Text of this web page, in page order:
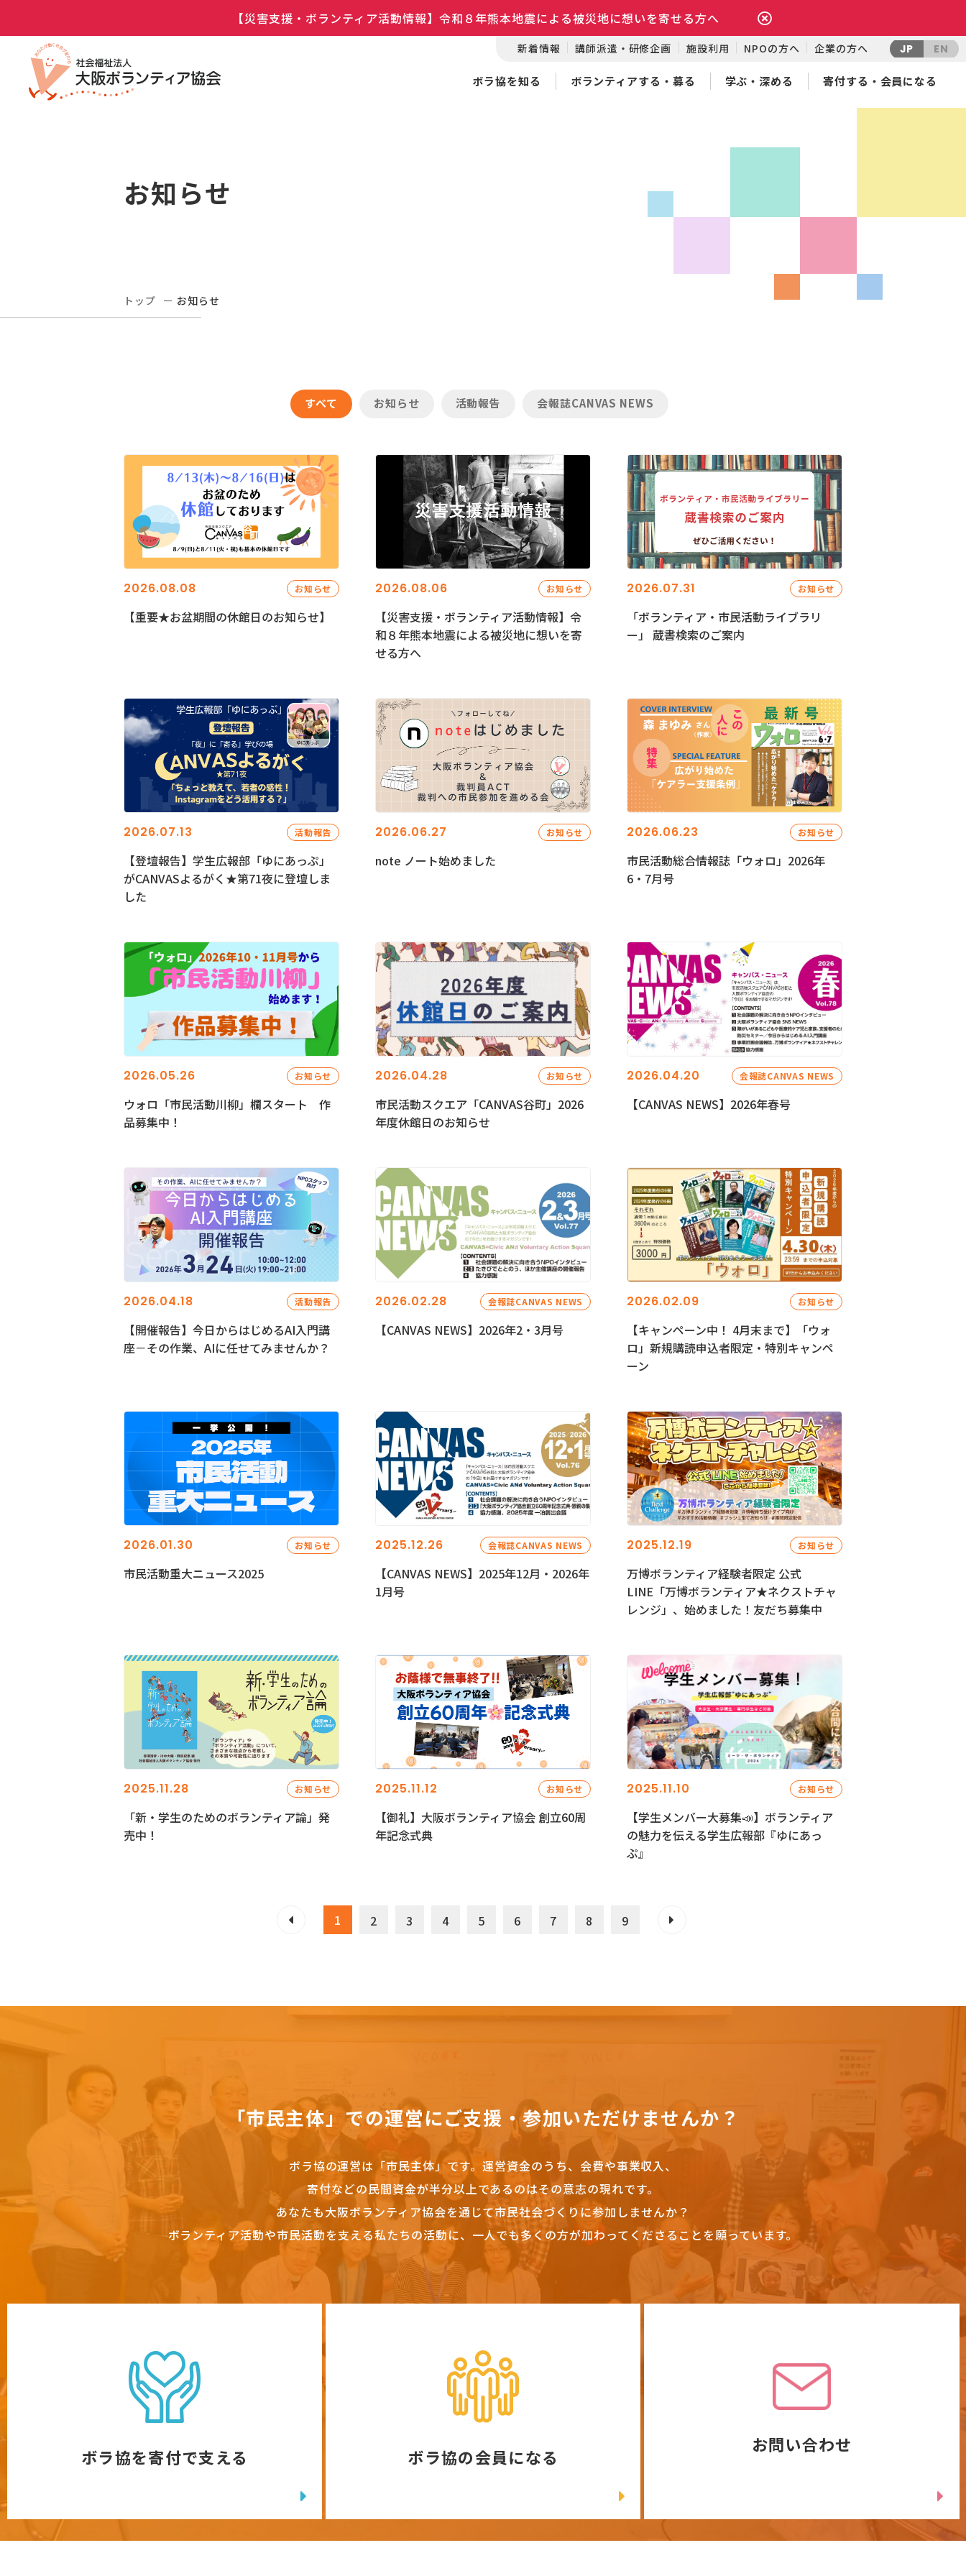
【災害支援・ボランティア活動情報】令和８年熊本地震による被災地に想いを寄せる方へ
新着情報 講師派遣・研修企画 施設利用 NPOの方へ 企業の方へ JP EN
ボラ協を知る ボランティアする・募る 学ぶ・深める 寄付する・会員になる
お知らせ
トップ お知らせ
すべて お知らせ 活動報告 会報誌CANVAS NEWS
2026.08.08 お知らせ
【重要★お盆期間の休館日のお知らせ】
2026.08.06 お知らせ
【災害支援・ボランティア活動情報】令
和８年熊本地震による被災地に想いを寄
せる方へ
2026.07.31 お知らせ
「ボランティア・市民活動ライブラリ
ー」 蔵書検索のご案内
2026.07.13 活動報告
【登壇報告】学生広報部「ゆにあっぷ」
がCANVASよるがく★第71夜に登壇しま
した
2026.06.27 お知らせ
note ノート始めました
2026.06.23 お知らせ
市民活動総合情報誌「ウォロ」2026年
6・7月号
2026.05.26 お知らせ
ウォロ「市民活動川柳」欄スタート 作
品募集中！
2026.04.28 お知らせ
市民活動スクエア「CANVAS谷町」2026
年度休館日のお知らせ
2026.04.20 会報誌CANVAS NEWS
【CANVAS NEWS】2026年春号
2026.04.18 活動報告
【開催報告】今日からはじめるAI入門講
座－その作業、AIに任せてみませんか？
2026.02.28 会報誌CANVAS NEWS
【CANVAS NEWS】2026年2・3月号
2026.02.09 お知らせ
【キャンペーン中！ 4月末まで】「ウォ
ロ」新規購読申込者限定・特別キャンペ
ーン
2026.01.30 お知らせ
市民活動重大ニュース2025
2025.12.26 会報誌CANVAS NEWS
【CANVAS NEWS】2025年12月・2026年
1月号
2025.12.19 お知らせ
万博ボランティア経験者限定 公式
LINE「万博ボランティア★ネクストチャ
レンジ」、始めました！友だち募集中
2025.11.28 お知らせ
「新・学生のためのボランティア論」発
売中！
2025.11.12 お知らせ
【御礼】大阪ボランティア協会 創立60周
年記念式典
2025.11.10 お知らせ
【学生メンバー大募集📣】ボランティア
の魅力を伝える学生広報部『ゆにあっ
ぷ』
1 2 3 4 5 6 7 8 9
「市民主体」での運営にご支援・参加いただけませんか？
ボラ協の運営は「市民主体」です。 運営資金のうち、会費や事業収入、
寄付などの民間資金が半分以上であるのはその意志の現れです。
あなたも大阪ボランティア協会を通じて市民社会づくりに参加しませんか？
ボランティア活動や市民活動を支える私たちの活動に、一人でも多くの方が加わってくださることを願っています。
ボラ協を寄付で支える ボラ協の会員になる
お問い合わせ